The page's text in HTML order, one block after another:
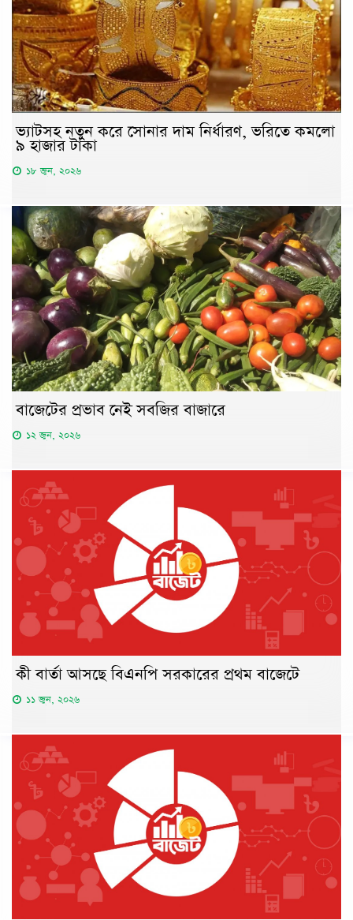
ভ্যাটসহ নতুন করে সোনার দাম নির্ধারণ, ভরিতে কমলো
৯ হাজার টাকা
১৮ জুন, ২০২৬
বাজেটের প্রভাব নেই সবজির বাজারে
১২ জুন, ২০২৬
কী বার্তা আসছে বিএনপি সরকারের প্রথম বাজেটে
১১ জুন, ২০২৬